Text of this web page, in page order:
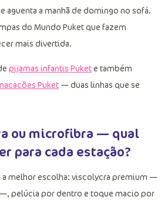
aguenta a manhã de domingo no sofá.
do Mundo Puket que fazem
mais divertida.
pijamas infantis Pukete também
Puket — duas linhas que se
ou microfibra — qual
para cada estação?
a melhor escolha: viscolycra premium —
pelúcia por dentro e toque macio por